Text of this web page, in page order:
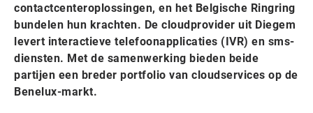
contactcenteroplossingen, en het Belgische Ringring
bundelen hun krachten. De cloudprovider uit Diegem
levert interactieve telefoonapplicaties (IVR) en sms-
diensten. Met de samenwerking bieden beide
partijen een breder portfolio van cloudservices op de
Benelux-markt.